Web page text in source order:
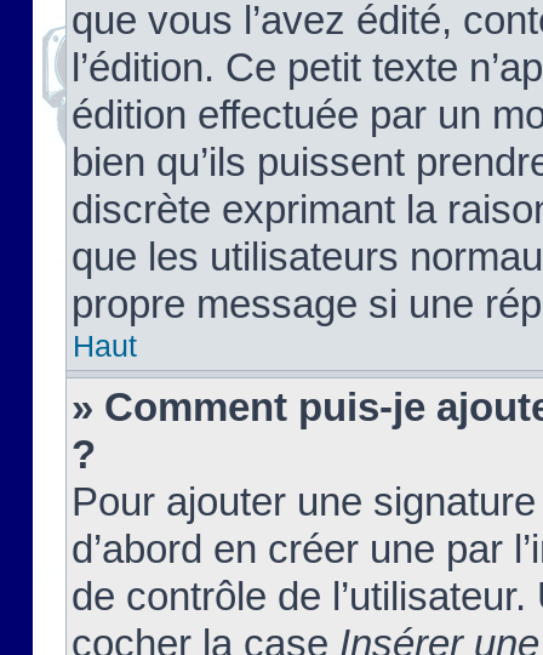
que vous l’avez édité,
l’édition. Ce petit texte
édition effectuée par un
bien qu’ils puissent
discrète exprimant la
que les utilisateurs
propre message si une
Haut
» Comment puis-je
?
Pour ajouter une
d’abord en créer une par
de contrôle de
cocher la case Insérer